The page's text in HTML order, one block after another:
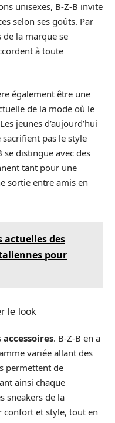
unisexes, B-Z-B invite
selon ses goûts. Par
de la marque se
à toute
également être une
de la mode où le
jeunes d’aujourd’hui
pas le style
distingue avec des
tant pour une
sortie entre amis en
actuelles des
pour
le look
accessoires. B-Z-B en a
variée allant des
permettent de
ainsi chaque
sneakers de la
confort et style, tout en